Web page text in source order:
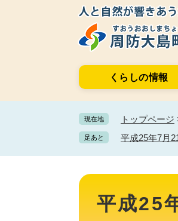
くらしの情報
現在地 トップページ
足あと 平成25年7月
本
平成25